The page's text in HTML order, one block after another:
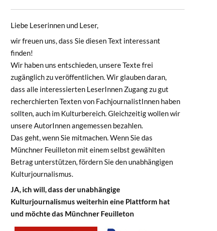
Liebe Leserinnen und Leser,
wir freuen uns, dass Sie diesen Text interessant
finden!
Wir haben uns entschieden, unsere Texte frei
zugänglich zu veröffentlichen. Wir glauben daran,
dass alle interessierten LeserInnen Zugang zu gut
recherchierten Texten von FachjournalistInnen haben
sollten, auch im Kulturbereich. Gleichzeitig wollen wir
unsere AutorInnen angemessen bezahlen.
Das geht, wenn Sie mitmachen. Wenn Sie das
Münchner Feuilleton mit einem selbst gewählten
Betrag unterstützen, fördern Sie den unabhängigen
Kulturjournalismus.
JA, ich will, dass der unabhängige
Kulturjournalismus weiterhin eine Plattform hat
und möchte das Münchner Feuilleton